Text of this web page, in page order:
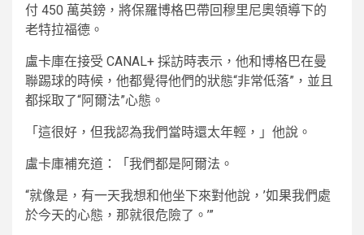
付 450 萬英鎊，將保羅博格巴帶回穆里尼奧領導下的
老特拉福德。
盧卡庫在接受 CANAL+ 採訪時表示，他和博格巴在曼
聯踢球的時候，他都覺得他們的狀態“非常低落”，並且
都採取了“阿爾法”心態。
「這很好，但我認為我們當時還太年輕，」他說。
盧卡庫補充道：「我們都是阿爾法。
“就像是，有一天我想和他坐下來對他說，’如果我們處
於今天的心態，那就很危險了。’”